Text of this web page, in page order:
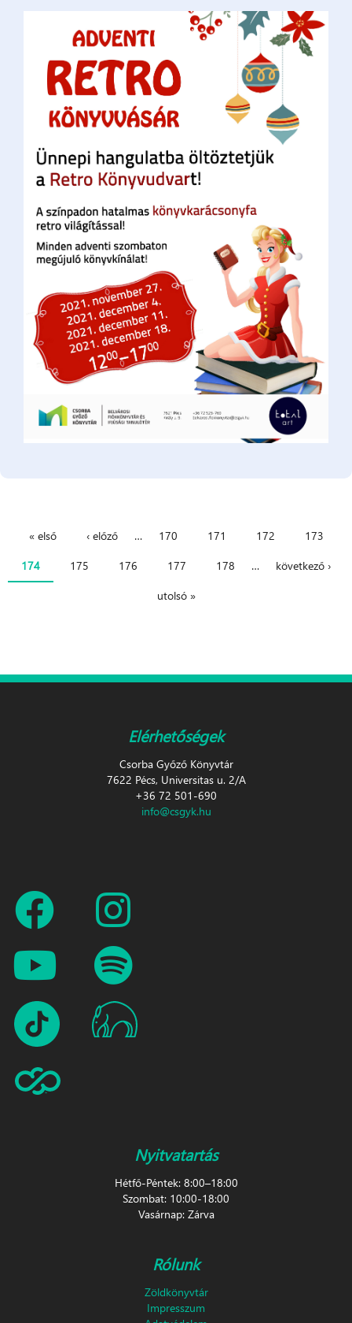
Oldalak
« első ‹ előző … 170 171 172
173
174
175 176 177 178 …
következő ›
utolsó »
Elérhetőségek
Csorba Győző Könyvtár
7622 Pécs, Universitas u. 2/A
+36 72 501-690
info@csgyk.hu
Nyitvatartás
Hétfő-Péntek: 8:00–18:00
Szombat: 10:00-18:00
Vasárnap: Zárva
Rólunk
Zöldkönyvtár
Impresszum